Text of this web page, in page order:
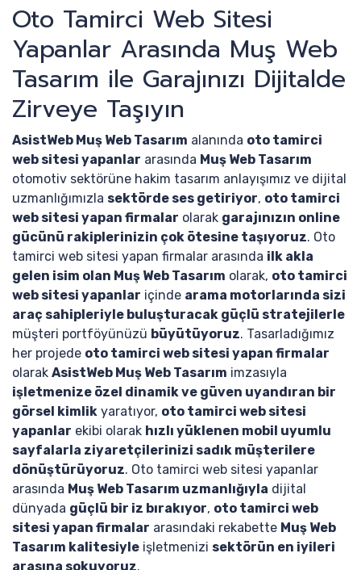
Oto Tamirci Web Sitesi
Yapanlar Arasında Muş Web
Tasarım ile Garajınızı Dijitalde
Zirveye Taşıyın
AsistWeb Muş Web Tasarım alanında oto tamirci
web sitesi yapanlar arasında Muş Web Tasarım
otomotiv sektörüne hakim tasarım anlayışımız ve dijital
uzmanlığımızla sektörde ses getiriyor, oto tamirci
web sitesi yapan firmalar olarak garajınızın online
gücünü rakiplerinizin çok ötesine taşıyoruz. Oto
tamirci web sitesi yapan firmalar arasında ilk akla
gelen isim olan Muş Web Tasarım olarak, oto tamirci
web sitesi yapanlar içinde arama motorlarında sizi
araç sahipleriyle buluşturacak güçlü stratejilerle
müşteri portföyünüzü büyütüyoruz. Tasarladığımız
her projede oto tamirci web sitesi yapan firmalar
olarak AsistWeb Muş Web Tasarım imzasıyla
işletmenize özel dinamik ve güven uyandıran bir
görsel kimlik yaratıyor, oto tamirci web sitesi
yapanlar ekibi olarak hızlı yüklenen mobil uyumlu
sayfalarla ziyaretçilerinizi sadık müşterilere
dönüştürüyoruz. Oto tamirci web sitesi yapanlar
arasında Muş Web Tasarım uzmanlığıyla dijital
dünyada güçlü bir iz bırakıyor, oto tamirci web
sitesi yapan firmalar arasındaki rekabette Muş Web
Tasarım kalitesiyle işletmenizi sektörün en iyileri
arasına sokuyoruz.